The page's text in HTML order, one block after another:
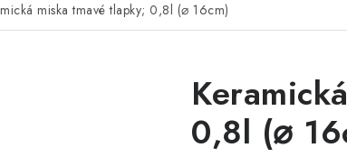
miska tmavé tlapky; 0,8l (⌀ 16cm)
0,8l (⌀